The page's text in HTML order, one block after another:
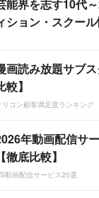
能界を志す10代
ション・スクー
画読み放題サブ
較】
リコン顧客満足度ランキング
年動画配信サ
【徹底比較】
動画配信サービス20選